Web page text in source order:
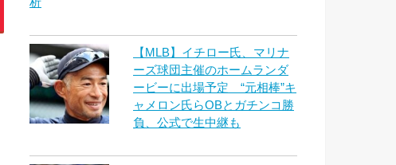
【MLB】イチロー氏、マリナ
ーズ球団主催のホームランダ
ービーに出場予定 “元相棒”キ
ャメロン氏らOBとガチンコ勝
負、公式で生中継も